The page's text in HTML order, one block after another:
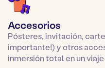
Accesorios
Pósteres, invitación,
importante!) y otros
inmersión total en un